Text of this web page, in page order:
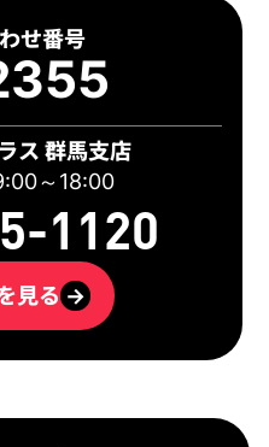
せ番号
ス 群馬支店
～18:00
1120
見る →